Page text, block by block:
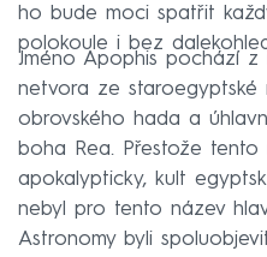
ho bude moci spatřit
polokoule i bez
Jméno Apophis pochází
netvora ze
obrovského hada a
boha Rea. Přestože
apokalypticky, kult
nebyl pro tento název
Astronomy byli